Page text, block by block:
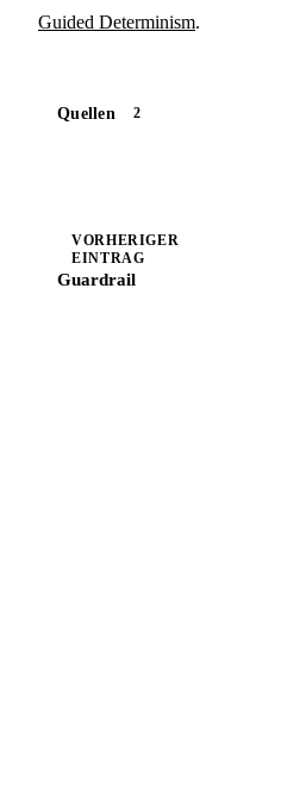
Guided Determinism.
Quellen 2
VORHERIGER
EINTRAG
Guardrail